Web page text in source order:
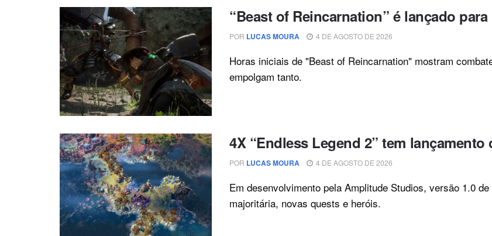
“Beast of Reincarnation” é lançado
POR LUCAS MOURA 4 DE AGOSTO DE 2026
Horas iniciais de "Beast of Reincarnation" mostram
empolgam tanto.
4X “Endless Legend 2” tem
POR LUCAS MOURA 4 DE AGOSTO DE 2026
Em desenvolvimento pela Amplitude Studios, versão 1.0
majoritária, novas quests e heróis.